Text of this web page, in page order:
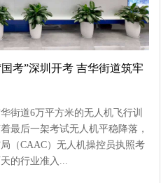
考”深圳开考 吉华街道筑牢
街道6万平方米的无人机飞行训
最后一架考试无人机平稳降落，
（CAAC）无人机操控员执照考
的行业准入...